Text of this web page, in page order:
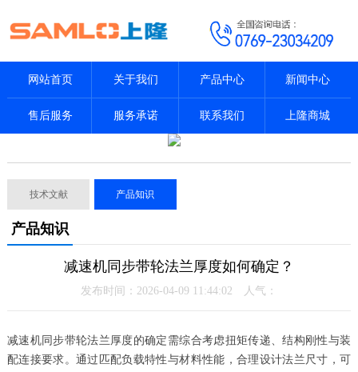
网站首页 关于我们 产品中心 新闻中心
售后服务 服务承诺 联系我们 上隆商城
技术文献 产品知识
产品知识
减速机同步带轮法兰厚度如何确定？
发布时间：2026-04-09 11:44:02 人气：
减速机同步带轮法兰厚度的确定需综合考虑扭矩传递、结构刚性与装
配连接要求。通过匹配负载特性与材料性能，合理设计法兰尺寸，可